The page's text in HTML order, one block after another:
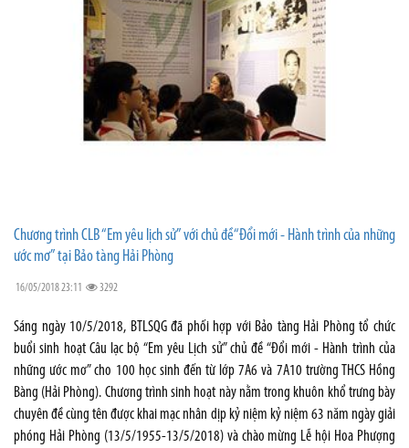
Chương trình CLB “Em yêu lịch sử” với chủ đề“Đổi mới - Hành trình của những
ước mơ” tại Bảo tàng Hải Phòng
16/05/2018 23:11 3292
Sáng ngày 10/5/2018, BTLSQG đã phối hợp với Bảo tàng Hải Phòng tổ chức
buổi sinh hoạt Câu lạc bộ “Em yêu Lịch sử” chủ đề “Đổi mới - Hành trình của
những ước mơ” cho 100 học sinh đến từ lớp 7A6 và 7A10 trường THCS Hồng
Bàng (Hải Phòng). Chương trình sinh hoạt này nằm trong khuôn khổ trưng bày
chuyên đề cùng tên được khai mạc nhân dịp kỷ niệm kỷ niệm 63 năm ngày giải
phóng Hải Phòng (13/5/1955-13/5/2018) và chào mừng Lễ hội Hoa Phượng